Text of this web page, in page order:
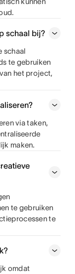
schaal bij?
schaal
te gebruiken
het project,
via taken,
maken.
te gebruiken
te
omdat